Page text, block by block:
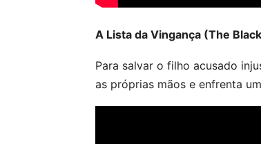
A Lista da Vingança (The
Para salvar o filho acusado
as próprias mãos e enfrenta